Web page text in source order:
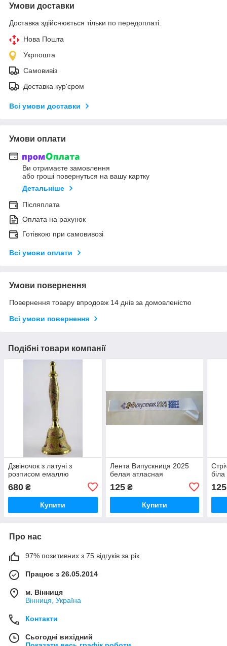
Умови доставки
Доставка здійснюється тільки по передоплаті.
Нова Пошта
Укрпошта
Самовивіз
Доставка кур'єром
Всі умови доставки
Умови оплати
Ви отримаєте замовлення
або гроші повернуться на вашу картку
Детальніше
Післяплата
Оплата на рахунок
Готівкою при самовивозі
Всі умови оплати
Умови повернення
Повернення товару впродовж 14 днів за домовленістю
Всі умови повернення
Подібні товари компанії
Дзвіночок з латуні з
розписом емаллю
680 ₴
Купити
Лента Випускниця 2025
белая атласная
125₴
Купити
125
Про нас
97% позитивних з 75 відгуків за рік
Працює з 26.05.2014
м. Вінниця
Вінниця, Україна
Контакти
Сьогодні вихідний